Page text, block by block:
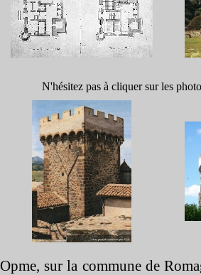
N'hésitez pas à cliquer sur les
Opme, sur la commune de